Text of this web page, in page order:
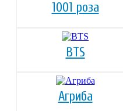
1001 роза
BTS
Агриба